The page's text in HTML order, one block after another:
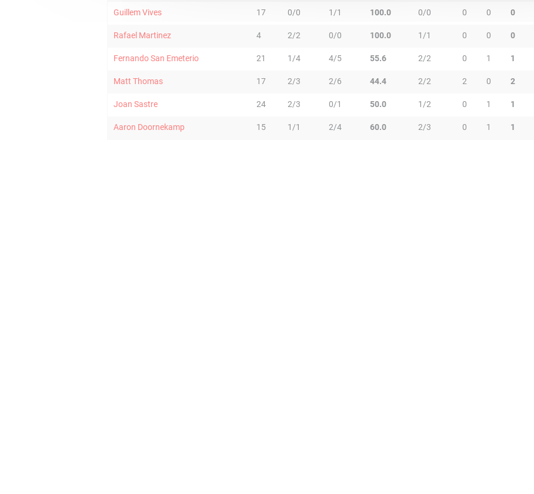
Guillem Vives 17 0/0 1/1 100.0 0/0 0 0 0
Rafael Martinez 4 2/2 0/0 100.0 1/1 0 0 0
Fernando San Emeterio 21 1/4 4/5 55.6 2/2 0 1 1
Matt Thomas 17 2/3 2/6 44.4 2/2 2 0 2
Joan Sastre 24 2/3 0/1 50.0 1/2 0 1 1
Aaron Doornekamp 15 1/1 2/4 60.0 2/3 0 1 1